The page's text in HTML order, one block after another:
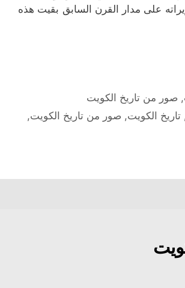
على مدار القرن السابق بقيت هذه
, صور من تاريخ الكويت
تاريخ الكويت, صور من تاريخ الكويت,